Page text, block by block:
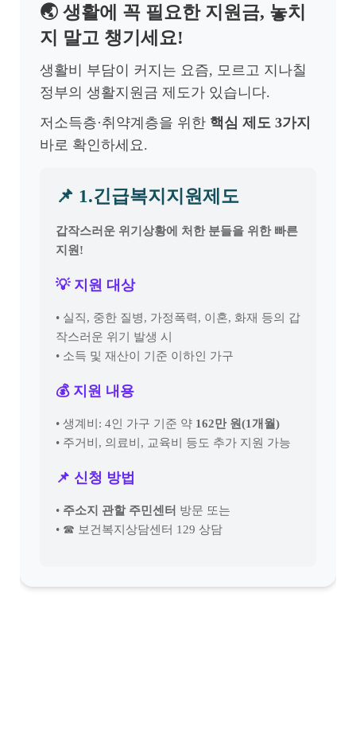
🌏 생활에 꼭 필요한 지원금, 놓치
지 말고 챙기세요!
생활비 부담이 커지는 요즘, 모르고 지나칠
정부의 생활지원금 제도가 있습니다.
저소득층·취약계층을 위한 핵심 제도 3가지
바로 확인하세요.
📌 1.긴급복지지원제도
갑작스러운 위기상황에 처한 분들을 위한 빠른
지원!
💡 지원 대상
• 실직, 중한 질병, 가정폭력, 이혼, 화재 등의 갑
작스러운 위기 발생 시
• 소득 및 재산이 기준 이하인 가구
💰 지원 내용
• 생계비: 4인 가구 기준 약 162만 원(1개월)
• 주거비, 의료비, 교육비 등도 추가 지원 가능
📌 신청 방법
• 주소지 관할 주민센터 방문 또는
• ☎ 보건복지상담센터 129 상담